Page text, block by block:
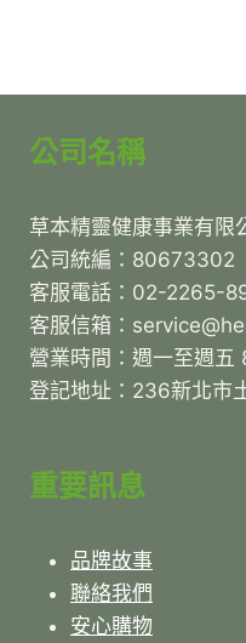
公司名稱
草本精靈健康事業有限
公司統編：80673302
客服電話：02-2265-
客服信箱：
營業時間：週一至週
登記地址：236新北市
重要訊息
品牌故事
聯絡我們
安心購物